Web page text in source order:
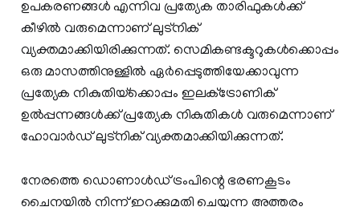
ഉപകരണങ്ങൾ എന്നിവ പ്രത്യേക താരിഫുകൾക്ക്
കീഴിൽ വരുമെന്നാണ് ലുട്നിക്
വ്യക്തമാക്കിയിരിക്കുന്നത്. സെമികണ്ടക്ടറുകൾക്കൊപ്പം
ഒരു മാസത്തിനുള്ളിൽ ഏർപ്പെടുത്തിയേക്കാവുന്ന
പ്രത്യേക നികുതിയ്‌ക്കൊപ്പം ഇലക്‌ട്രോണിക്‌
ഉൽപ്പന്നങ്ങൾക്ക് പ്രത്യേക നികുതികൾ വരുമെന്നാണ്
ഹോവാർഡ് ലുട്‌നിക് വ്യക്തമാക്കിയിക്കുന്നത്.
നേരത്തെ ഡൊണാൾഡ് ട്രംപിന്റെ ഭരണകൂടം
ചൈനയിൽ നിന്ന് ഇറക്കുമതി ചെയ്യുന്ന അത്തരം